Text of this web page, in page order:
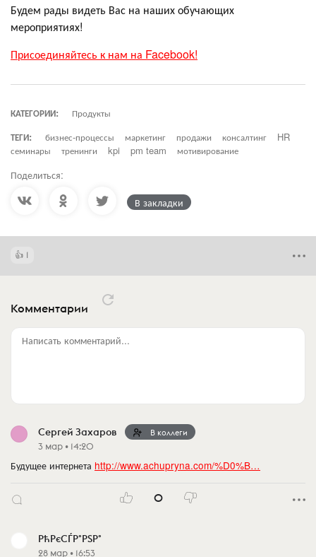
Будем рады видеть Вас на наших обучающих
мероприятиях!
Присоединяйтесь к нам на Facebook!
КАТЕГОРИИ:
Продукты
ТЕГИ:
бизнес-процессы маркетинг продажи консалтинг
HR
семинары
тренинги kpi pm team мотивирование
Поделиться:
В закладки
1
Комментарии
Написать комментарий...
Сергей Захаров В коллеги
3 мар • 14:20
Будущее интернета http://www.achupryna.com/%D0%B…
0
РћРєСЃР°РЅР°
28 мар • 16:53